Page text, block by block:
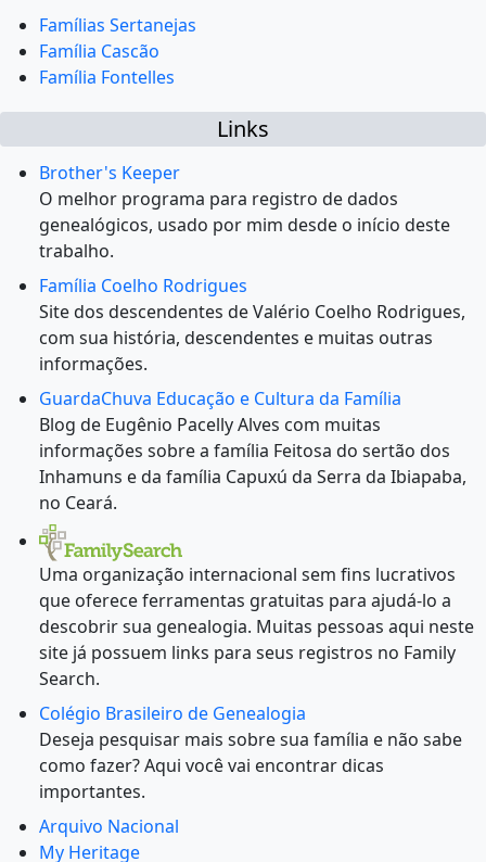
Famílias Sertanejas
Família Cascão
Família Fontelles
Links
Brother's Keeper
O melhor programa para registro de dados
genealógicos, usado por mim desde o início deste
trabalho.
Família Coelho Rodrigues
Site dos descendentes de Valério Coelho Rodrigues,
com sua história, descendentes e muitas outras
informações.
GuardaChuva Educação e Cultura da Família
Blog de Eugênio Pacelly Alves com muitas
informações sobre a família Feitosa do sertão dos
Inhamuns e da família Capuxú da Serra da Ibiapaba,
no Ceará.
Uma organização internacional sem fins lucrativos
que oferece ferramentas gratuitas para ajudá-lo a
descobrir sua genealogia. Muitas pessoas aqui neste
site já possuem links para seus registros no Family
Search.
Colégio Brasileiro de Genealogia
Deseja pesquisar mais sobre sua família e não sabe
como fazer? Aqui você vai encontrar dicas
importantes.
Arquivo Nacional
My Heritage